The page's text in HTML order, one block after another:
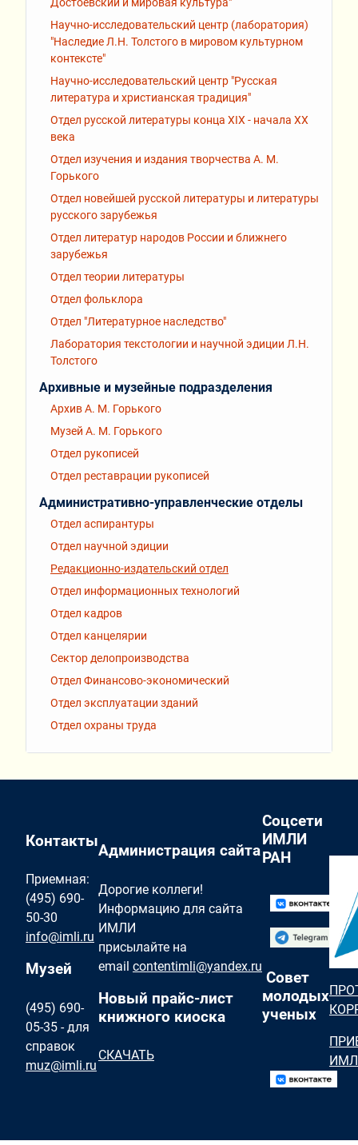
Научно-исследовательский центр (лаборатория)
"Наследие Л.Н. Толстого в мировом культурном
контексте"
Научно-исследовательский центр "Русская
литература и христианская традиция"
Отдел русской литературы конца XIX - начала XX
века
Отдел изучения и издания творчества А. М.
Горького
Отдел новейшей русской литературы и литературы
русского зарубежья
Отдел литератур народов России и ближнего
зарубежья
Отдел теории литературы
Отдел фольклора
Отдел "Литературное наследство"
Лаборатория текстологии и научной эдиции Л.Н.
Толстого
Архивные и музейные подразделения
Архив А. М. Горького
Музей А. М. Горького
Отдел рукописей
Отдел реставрации рукописей
Административно-управленческие отделы
Отдел аспирантуры
Отдел научной эдиции
Редакционно-издательский отдел
Отдел информационных технологий
Отдел кадров
Отдел канцелярии
Сектор делопроизводства
Отдел Финансово-экономический
Отдел эксплуатации зданий
Отдел охраны труда
Контакты
Приемная:
(495) 690-
50-30
info@imli.ru
Музей
(495) 690-
05-35 - для
справок
muz@imli.ru
Администрация сайта
Дорогие коллеги!
Информацию для сайта
ИМЛИ
присылайте на
email contentimli@yandex.ru
Новый прайс-лист
книжного киоска
СКАЧАТЬ
Соцсети
ИМЛИ
РАН
Совет
молодых
ученых